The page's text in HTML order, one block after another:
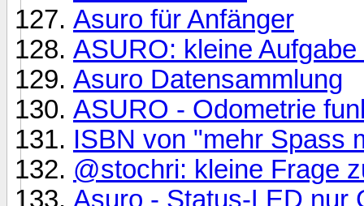
Asuro für Anfänger
ASURO: kleine
Asuro Datensammlung
ASURO - Odometrie
ISBN von "mehr Spass
@stochri: kleine Frage
Asuro - Status-LED nur